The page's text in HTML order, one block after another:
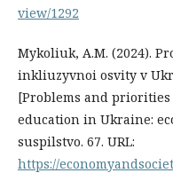
view/1292
Mykoliuk, A.M. (2024).
inkliuzyvnoi osvity v
[Problems and
education in Ukraine:
suspilstvo. 67. URL:
https://